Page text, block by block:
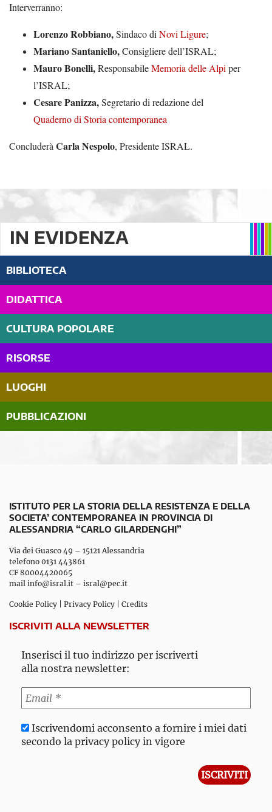
Interverranno:
Lorenzo Robbiano,Sindaco diNovi Ligure;
Mariano Santaniello,Consigliere dell’ISRAL;
Mauro Bonelli,ResponsabileMemoria delle Alpiper
l’ISRAL;
Cesare Panizza,Segretario di redazione del
Quaderno di Storia contemporanea
ConcluderàCarla Nespolo, Presidente ISRAL.
IN EVIDENZA
BIBLIOTECA
DIDATTICA
CULTURA POPOLARE
RISORSE
LUOGHI
PUBBLICAZIONI
ISTITUTO PER LA STORIA DELLA RESISTENZA E DELLA
SOCIETA’ CONTEMPORANEA IN PROVINCIA DI
ALESSANDRIA “CARLO GILARDENGHI”
Via dei Guasco 49 – 15121 Alessandria
telefono 0131 443861
CF 80004420065
mail info@isral.it – isral@pec.it
Cookie Policy Privacy Policy Credits
ISCRIVITI ALLA NEWSLETTER
Inserisci il tuo indirizzo per iscriverti
alla nostra newsletter:
Iscrivendomi acconsento a fornire i miei dati
secondo la privacy policy in vigore